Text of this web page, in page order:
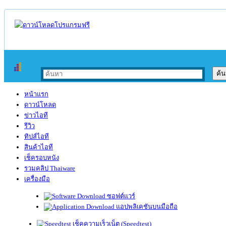
หน้าแรก
ดาวน์โหลด
ข่าวไอที
รีวิว
ทิปส์ไอที
สินค้าไอที
เช็ครอบหนัง
รวมคลิป Thaiware
เครื่องมือ
ซอฟต์แวร์
แอปพลิเคชันบนมือถือ
เช็คความเร็วเน็ต (Speedtest)